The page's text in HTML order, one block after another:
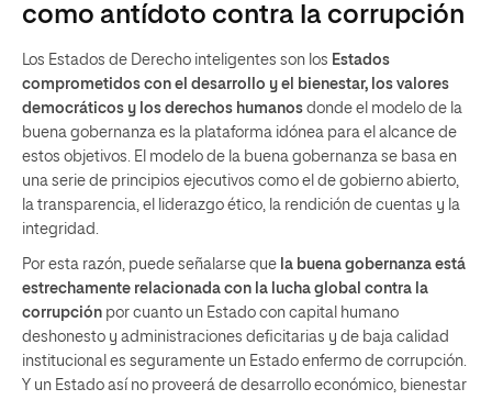
como antídoto contra la corrupción
Los Estados de Derecho inteligentes son los Estados
comprometidos con el desarrollo y el bienestar, los valores
democráticos y los derechos humanos donde el modelo de la
buena gobernanza es la plataforma idónea para el alcance de
estos objetivos. El modelo de la buena gobernanza se basa en
una serie de principios ejecutivos como el de gobierno abierto,
la transparencia, el liderazgo ético, la rendición de cuentas y la
integridad.
Por esta razón, puede señalarse que la buena gobernanza está
estrechamente relacionada con la lucha global contra la
corrupción por cuanto un Estado con capital humano
deshonesto y administraciones deficitarias y de baja calidad
institucional es seguramente un Estado enfermo de corrupción.
Y un Estado así no proveerá de desarrollo económico, bienestar